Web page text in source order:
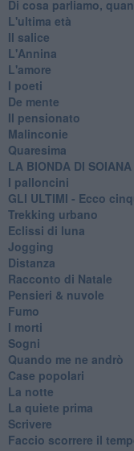
Di cosa parliamo,
L'ultima età
Il salice
L'Annina
L'amore
I poeti
De mente
Il pensionato
Malinconie
Quaresima
LA BIONDA DI
I palloncini
GLI ULTIMI - Ecco
Trekking urbano
Eclissi di luna
Jogging
Distanza
Racconto di Natale
Pensieri & nuvole
Fumo
I morti
Sogni
Quando me ne andrò
Case popolari
La notte
La quiete prima
Scrivere
Faccio scorrere il